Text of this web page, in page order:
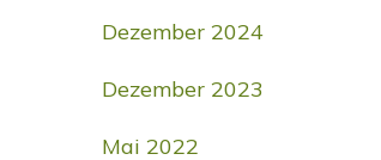
Dezember 2024
Dezember 2023
Mai 2022